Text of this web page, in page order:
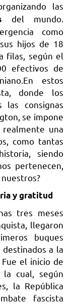
las
del mundo.
como
hijos de 18
filas, según el
efectivos de
estos
donde los
las consignas
se impone
realmente una
como tantas
siendo
pertenecen,
y gratitud
tres meses
llegaron
buques
a la
el inicio de
cual, según
la República
fascista